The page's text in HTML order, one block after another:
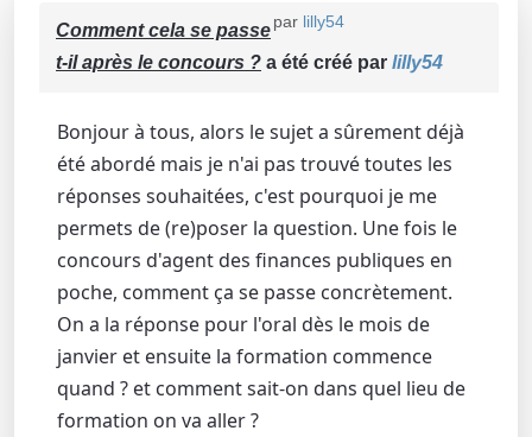
par lilly54
Comment cela se passe
t-il après le concours ? a été créé par lilly54
Bonjour à tous, alors le sujet a sûrement déjà
été abordé mais je n'ai pas trouvé toutes les
réponses souhaitées, c'est pourquoi je me
permets de (re)poser la question. Une fois le
concours d'agent des finances publiques en
poche, comment ça se passe concrètement.
On a la réponse pour l'oral dès le mois de
janvier et ensuite la formation commence
quand ? et comment sait-on dans quel lieu de
formation on va aller ?